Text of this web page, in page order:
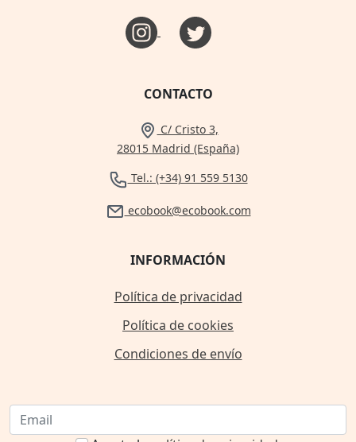
CONTACTO
C/ Cristo 3,
28015 Madrid (España)
Tel.: (+34) 91 559 5130
ecobook@ecobook.com
INFORMACIÓN
Política de privacidad
Política de cookies
Condiciones de envío